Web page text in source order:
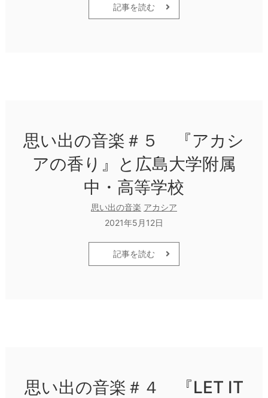
記事を読む
思い出の音楽＃５ 『アカシ
アの香り』と広島大学附属
中・高等学校
思い出の音楽 アカシア
2021年5月12日
記事を読む
思い出の音楽＃４ 『LET IT